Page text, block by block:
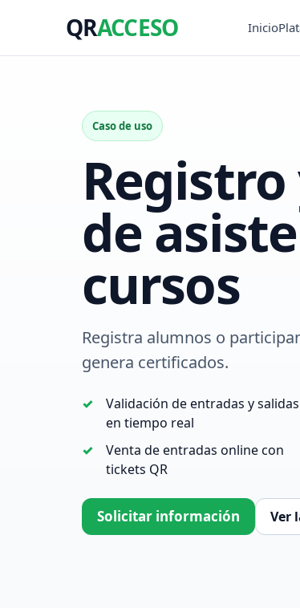
QRACCESO Inicio
Caso de uso
de
cursos
Registra alumnos o
genera certificados.
Validación de entradas y salidas
en tiempo real
Venta de entradas online con
tickets QR
Solicitar información Ver